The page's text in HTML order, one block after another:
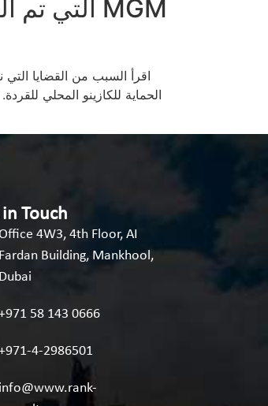
الحماية للكازينو المحلي
Touch
4W3, 4th Floor, AI
Fardan Building, Mankhool,
Dubai
58 143 0666
4-2986501
info@www.rank-